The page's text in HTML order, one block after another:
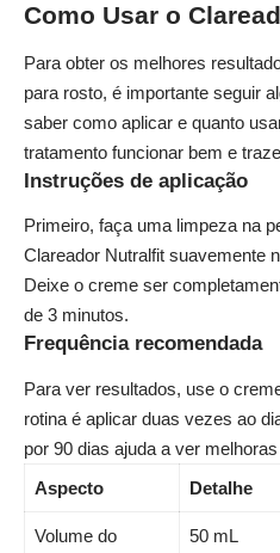
Como Usar o
Para obter os melhores
para rosto, é importante seguir
saber como aplicar e quanto
tratamento funcionar bem e
Instruções de aplicação
Primeiro, faça uma limpeza na
Clareador Nutralfit suavemente
Deixe o creme ser
de 3 minutos.
Frequência recomendada
Para ver resultados, use o
rotina é aplicar duas vezes ao
por 90 dias ajuda a ver
Aspecto
Detalhe
Volume do
50 mL